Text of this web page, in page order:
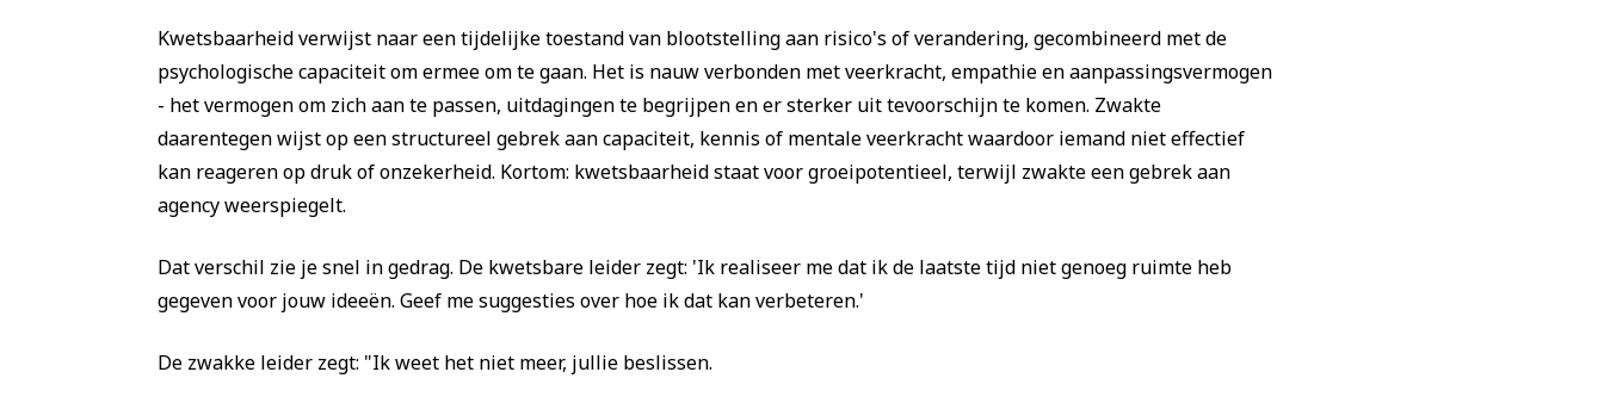
Kwetsbaarheid verwijst naar een tijdelijke toestand van blootstelling aan risico's of verandering, gecombineerd met de
psychologische capaciteit om ermee om te gaan. Het is nauw verbonden met veerkracht, empathie en aanpassingsvermogen
- het vermogen om zich aan te passen, uitdagingen te begrijpen en er sterker uit tevoorschijn te komen. Zwakte
daarentegen wijst op een structureel gebrek aan capaciteit, kennis of mentale veerkracht waardoor iemand niet effectief
kan reageren op druk of onzekerheid. Kortom: kwetsbaarheid staat voor groeipotentieel, terwijl zwakte een gebrek aan
agency weerspiegelt.
Dat verschil zie je snel in gedrag. De kwetsbare leider zegt: 'Ik realiseer me dat ik de laatste tijd niet genoeg ruimte heb
gegeven voor jouw ideeën. Geef me suggesties over hoe ik dat kan verbeteren.'
De zwakke leider zegt: "Ik weet het niet meer, jullie beslissen.